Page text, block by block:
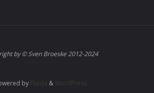
by © Sven Broeske 2012-2024
by Fluida & WordPress.